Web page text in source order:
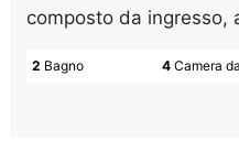
composto da ingresso,
4 Camera
2 Bagno